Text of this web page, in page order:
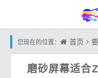
您现在的位置： 首页
磨砂屏幕适合